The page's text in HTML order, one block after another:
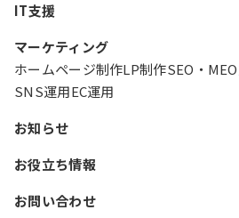
IT支援
マーケティング
ホームページ制作LP制作SEO・
SNS運用EC運用
お知らせ
お役立ち情報
お問い合わせ